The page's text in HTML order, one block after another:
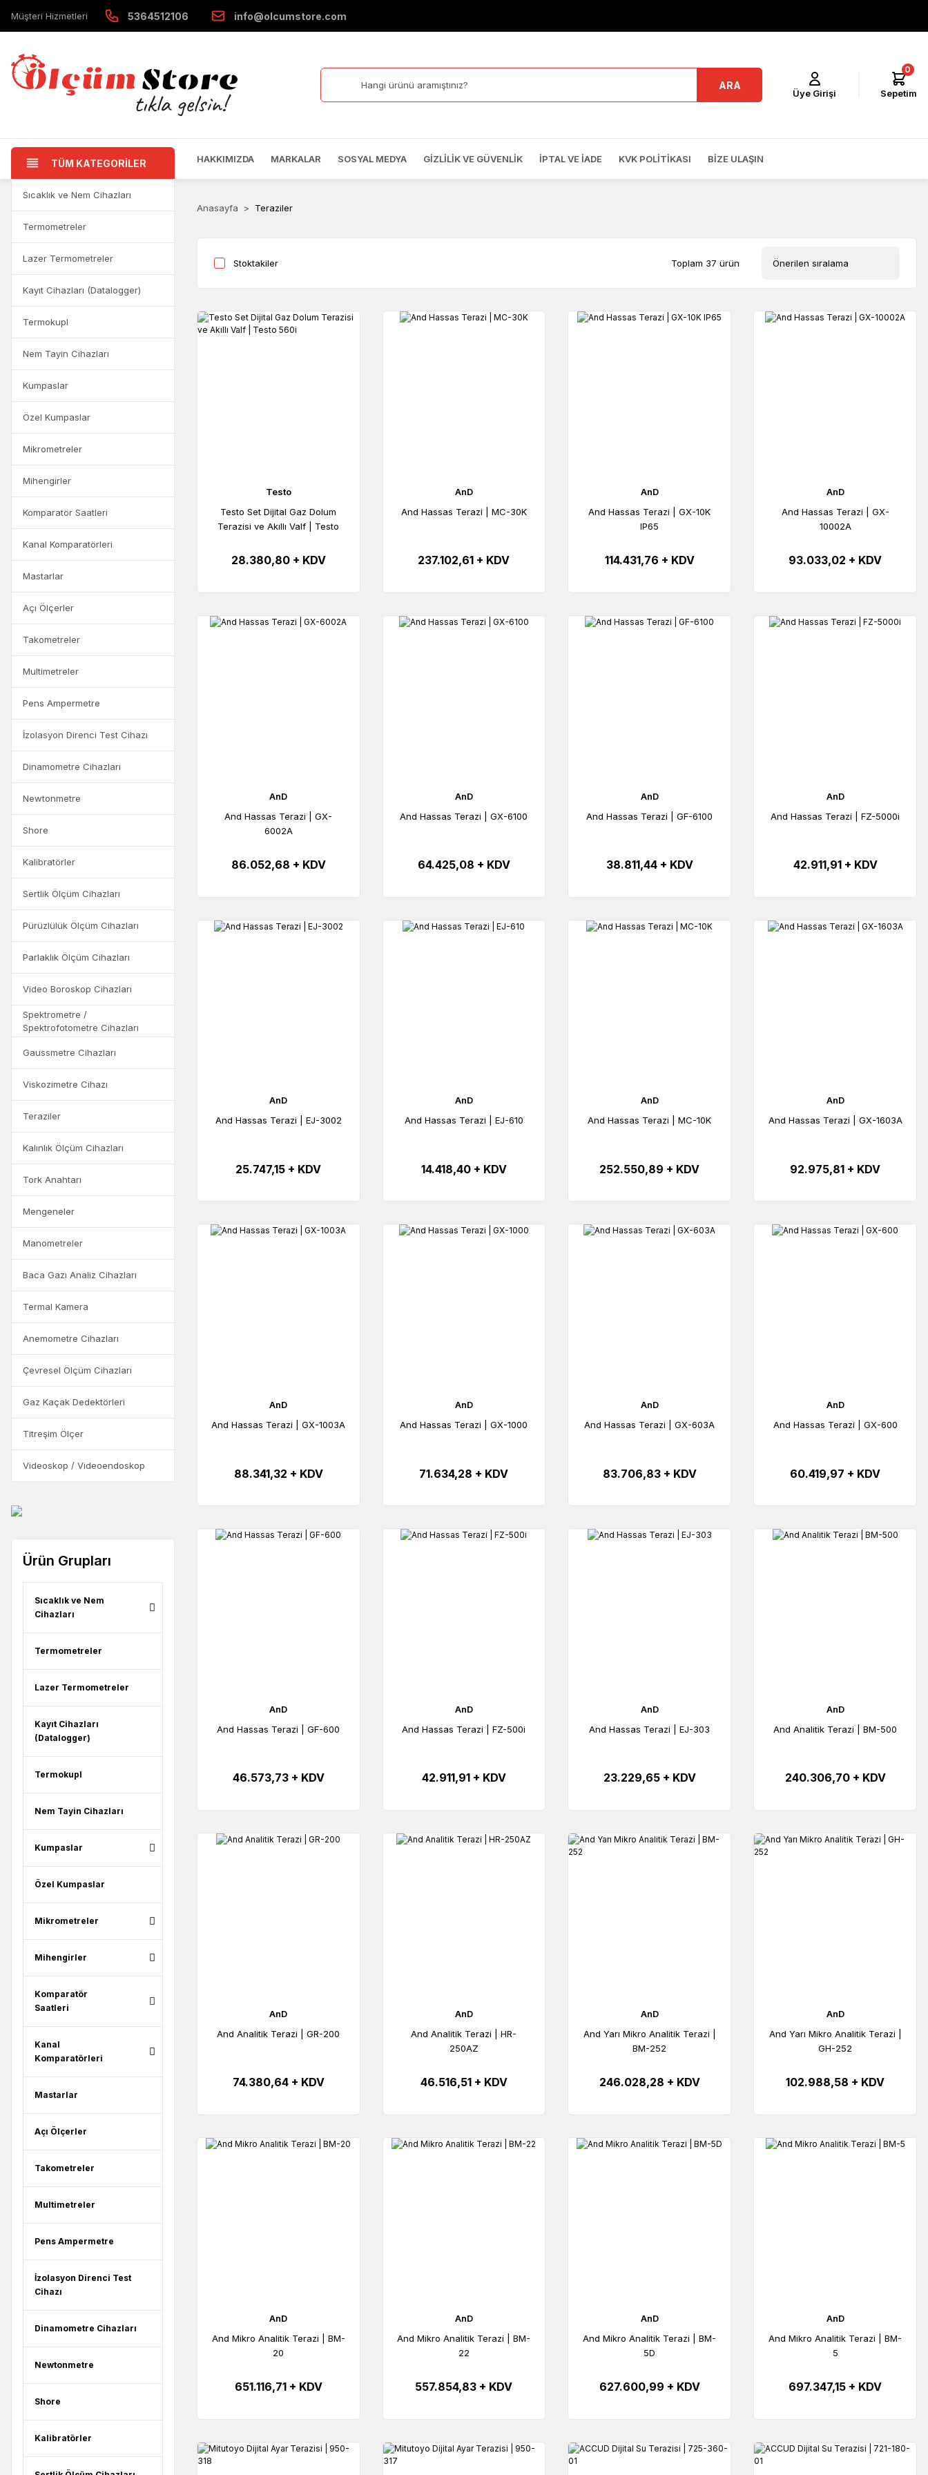
Müşteri Hizmetleri 5364512106 info@olcumstore.com
ARA
Üye Girişi
0
Sepetim
TÜM KATEGORİLER HAKKIMIZDA MARKALAR SOSYAL MEDYA GIZLILIK VE GÜVENLIK İPTAL VE İADE KVK POLITIKASI BIZE ULAŞIN
Sıcaklık ve Nem Cihazları
Termometreler
Lazer Termometreler
Kayıt Cihazları (Datalogger)
Termokupl
Nem Tayin Cihazları
Kumpaslar
Özel Kumpaslar
Mikrometreler
Mihengirler
Komparatör Saatleri
Kanal Komparatörleri
Mastarlar
Açı Ölçerler
Takometreler
Multimetreler
Pens Ampermetre
İzolasyon Direnci Test Cihazı
Dinamometre Cihazları
Newtonmetre
Shore
Kalibratörler
Sertlik Ölçüm Cihazları
Pürüzlülük Ölçüm Cihazları
Parlaklık Ölçüm Cihazları
Video Boroskop Cihazları
Spektrometre /
Spektrofotometre Cihazları
Gaussmetre Cihazları
Viskozimetre Cihazı
Teraziler
Kalınlık Ölçüm Cihazları
Tork Anahtarı
Mengeneler
Manometreler
Baca Gazı Analiz Cihazları
Termal Kamera
Anemometre Cihazları
Çevresel Ölçüm Cihazları
Gaz Kaçak Dedektörleri
Titreşim Ölçer
Videoskop / Videoendoskop
Ürün Grupları
Sıcaklık ve Nem
Cihazları
Termometreler
Lazer Termometreler
Kayıt Cihazları
(Datalogger)
Termokupl
Nem Tayin Cihazları
Kumpaslar
Özel Kumpaslar
Mikrometreler
Mihengirler
Komparatör
Saatleri
Kanal
Komparatörleri
Mastarlar
Açı Ölçerler
Takometreler
Multimetreler
Pens Ampermetre
İzolasyon Direnci Test
Cihazı
Dinamometre Cihazları
Newtonmetre
Shore
Kalibratörler
Anasayfa Teraziler
Stoktakiler Toplam 37 ürün
Testo
Testo Set Dijital Gaz Dolum
Terazisi ve Akıllı Valf | Testo
28.380,80 + KDV
AnD
And Hassas Terazi | MC-30K
237.102,61 + KDV
AnD
And Hassas Terazi | GX-10K
IP65
114.431,76 + KDV
AnD
And Hassas Terazi | GX-
10002A
93.033,02 + KDV
AnD
And Hassas Terazi | GX-
6002A
86.052,68 + KDV
AnD
And Hassas Terazi | GX-6100
64.425,08 + KDV
AnD
And Hassas Terazi | GF-6100
38.811,44 + KDV
AnD
And Hassas Terazi | FZ-5000i
42.911,91 + KDV
AnD
And Hassas Terazi | EJ-3002
25.747,15 + KDV
AnD
And Hassas Terazi | EJ-610
14.418,40 + KDV
AnD
And Hassas Terazi | MC-10K
252.550,89 + KDV
AnD
And Hassas Terazi | GX-1603A
92.975,81 + KDV
AnD
And Hassas Terazi | GX-1003A
88.341,32 + KDV
AnD
And Hassas Terazi | GX-1000
71.634,28 + KDV
AnD
And Hassas Terazi | GX-603A
83.706,83 + KDV
AnD
And Hassas Terazi | GX-600
60.419,97 + KDV
AnD
And Hassas Terazi | GF-600
46.573,73 + KDV
AnD
And Hassas Terazi | FZ-500i
42.911,91 + KDV
AnD
And Hassas Terazi | EJ-303
23.229,65 + KDV
AnD
And Analitik Terazi | BM-500
240.306,70 + KDV
AnD
And Analitik Terazi | GR-200
74.380,64 + KDV
AnD
And Analitik Terazi | HR-
250AZ
46.516,51 + KDV
AnD
And Yarı Mikro Analitik Terazi |
BM-252
246.028,28 + KDV
AnD
And Yarı Mikro Analitik Terazi |
GH-252
102.988,58 + KDV
AnD
And Mikro Analitik Terazi | BM-
20
651.116,71 + KDV
AnD
And Mikro Analitik Terazi | BM-
22
557.854,83 + KDV
AnD
And Mikro Analitik Terazi | BM-
5D
627.600,99 + KDV
AnD
And Mikro Analitik Terazi | BM-
5
697.347,15 + KDV